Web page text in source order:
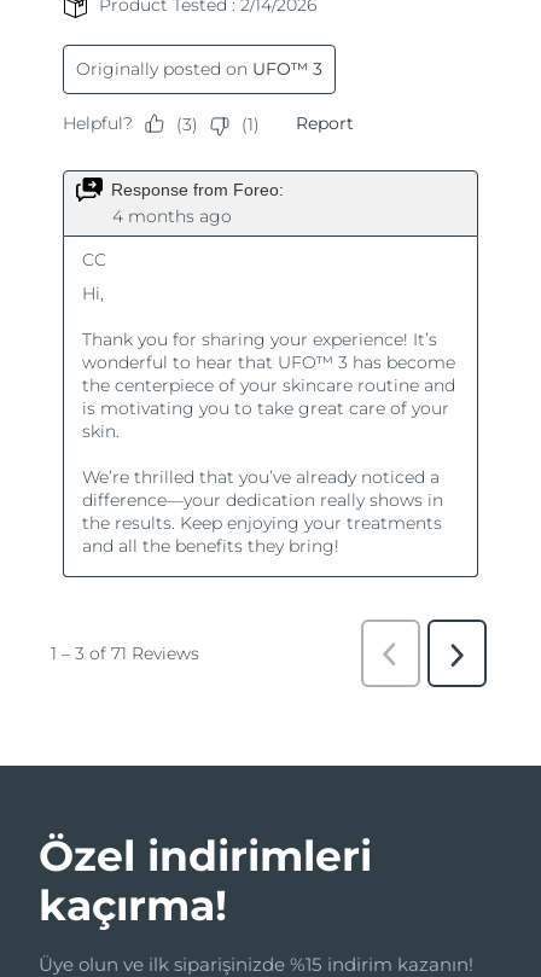
Özel indirimleri
kaçırma!
Üye olun ve ilk siparişinizde %15 indirim kazanın!